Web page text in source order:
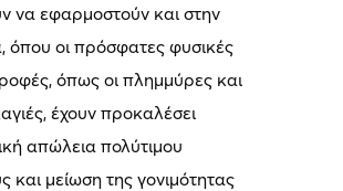
να εφαρμοστούν και στην
όπου οι πρόσφατες φυσικές
όπως οι πλημμύρες και
έχουν προκαλέσει
απώλεια πολύτιμου
και μείωση της γονιμότητας